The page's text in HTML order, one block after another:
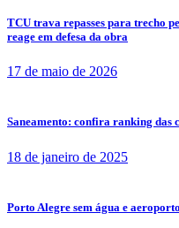
TCU trava repasses para trecho
reage em defesa da obra
17 de maio de 2026
Saneamento: confira ranking das
18 de janeiro de 2025
Porto Alegre sem água e